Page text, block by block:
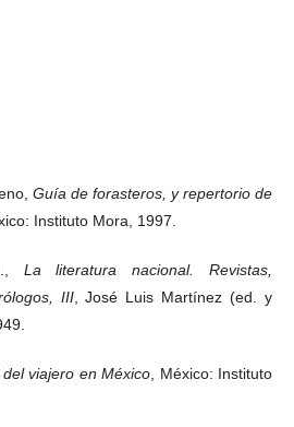
Guía de forasteros, y repertorio de
Instituto Mora, 1997.
La literatura nacional. Revistas,
III, José Luis Martínez (ed. y
viajero en México , México: Instituto